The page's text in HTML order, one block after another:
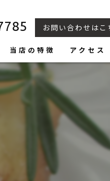
お問い合わせはこ
当店の特徴
カヌレ
アクセス